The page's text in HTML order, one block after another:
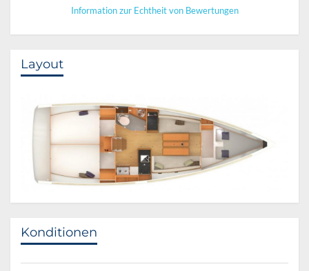
Information zur Echtheit von Bewertungen
Layout
Konditionen